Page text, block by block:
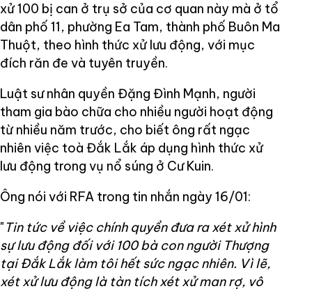
xử 100 bị can ở trụ sở của cơ quan này mà ở tổ
dân phố 11, phường Ea Tam, thành phố Buôn Ma
Thuột, theo hình thức xử lưu động, với mục
đích răn đe và tuyên truyền.
Luật sư nhân quyền Đặng Đình Mạnh, người
tham gia bào chữa cho nhiều người hoạt động
từ nhiều năm trước, cho biết ông rất ngạc
nhiên việc toà Đắk Lắk áp dụng hình thức xử
lưu động trong vụ nổ súng ở Cư Kuin.
Ông nói với RFA trong tin nhắn ngày 16/01:
"Tin tức về việc chính quyền đưa ra xét xử hình
sự lưu động đối với 100 bà con người Thượng
tại Đắk Lắk làm tôi hết sức ngạc nhiên. Vì lẽ,
xét xử lưu động là tàn tích xét xử man rợ, vô